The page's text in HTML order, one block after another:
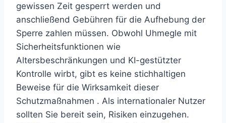
gewissen Zeit gesperrt werden und
anschließend Gebühren für die Aufhebung der
Sperre zahlen müssen. Obwohl Uhmegle mit
Sicherheitsfunktionen wie
Altersbeschränkungen und KI-gestützter
Kontrolle wirbt, gibt es keine stichhaltigen
Beweise für die Wirksamkeit dieser
Schutzmaßnahmen . Als internationaler Nutzer
sollten Sie bereit sein, Risiken einzugehen.